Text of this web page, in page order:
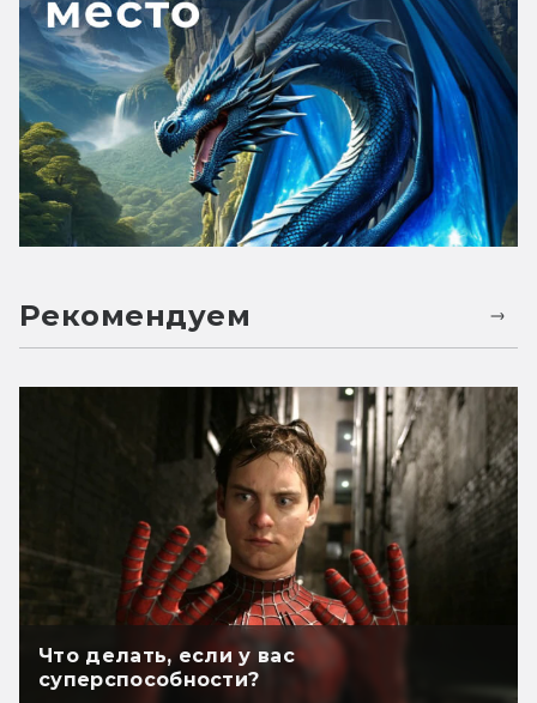
Рекомендуем
Что делать, если у вас
суперспособности?